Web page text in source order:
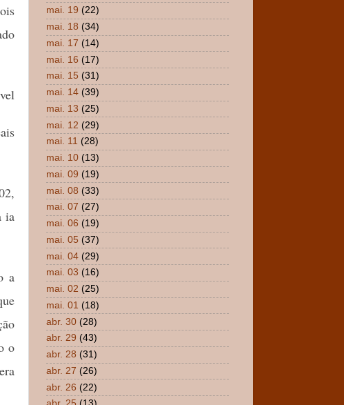
ia
a
o
mai. 19 (22)
mai. 18 (34)
mai. 17 (14)
mai. 16 (17)
mai. 15 (31)
mai. 14 (39)
mai. 13 (25)
mai. 12 (29)
mai. 11 (28)
mai. 10 (13)
mai. 09 (19)
mai. 08 (33)
mai. 07 (27)
mai. 06 (19)
mai. 05 (37)
mai. 04 (29)
mai. 03 (16)
mai. 02 (25)
mai. 01 (18)
abr. 30 (28)
abr. 29 (43)
abr. 28 (31)
abr. 27 (26)
abr. 26 (22)